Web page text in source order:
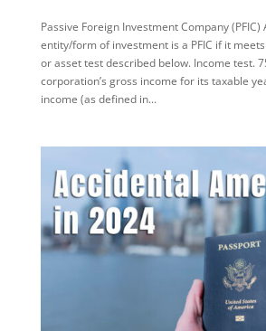
Passive Foreign Investment Company (PFIC)
entity/form of investment is a PFIC if it
or asset test described below. Income test.
corporation’s gross income for its taxable
income (as defined in...